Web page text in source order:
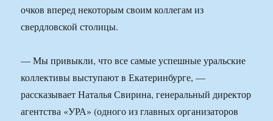
очков вперед некоторым своим коллегам из
свердловской столицы.
— Мы привыкли, что все самые успешные уральские
коллективы выступают в Екатеринбурге, —
рассказывает Наталья Свирина, генеральный директор
агентства «УРА» (одного из главных организаторов